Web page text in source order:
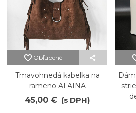
Obľúbené
Tmavohnedá kabelka na
rameno ALAINA
45,00 € (s DPH)